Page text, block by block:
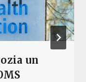
un